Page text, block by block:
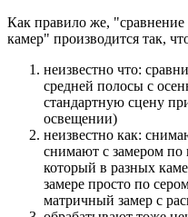
Как правило же, "сравнение
камер" производится так,
неизвестно что:
средней полосы с
стандартную сцену
освещении)
неизвестно как:
снимают с замером по
который в разных
замере просто по
матричный замер с